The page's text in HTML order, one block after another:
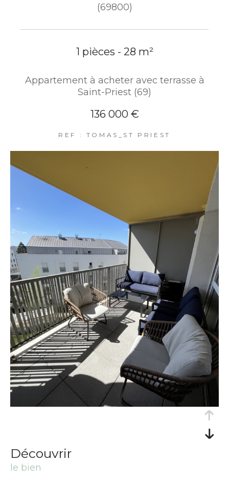
(69800)
1 pièces - 28 m²
Appartement à acheter avec terrasse à
Saint-Priest (69)
136 000 €
REF : TOMAS_ST PRIEST
découvrir
le bien